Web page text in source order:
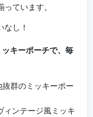
ています。
し！
キーポーチで、毎
群のミッキーポー
ンテージ風ミッキ